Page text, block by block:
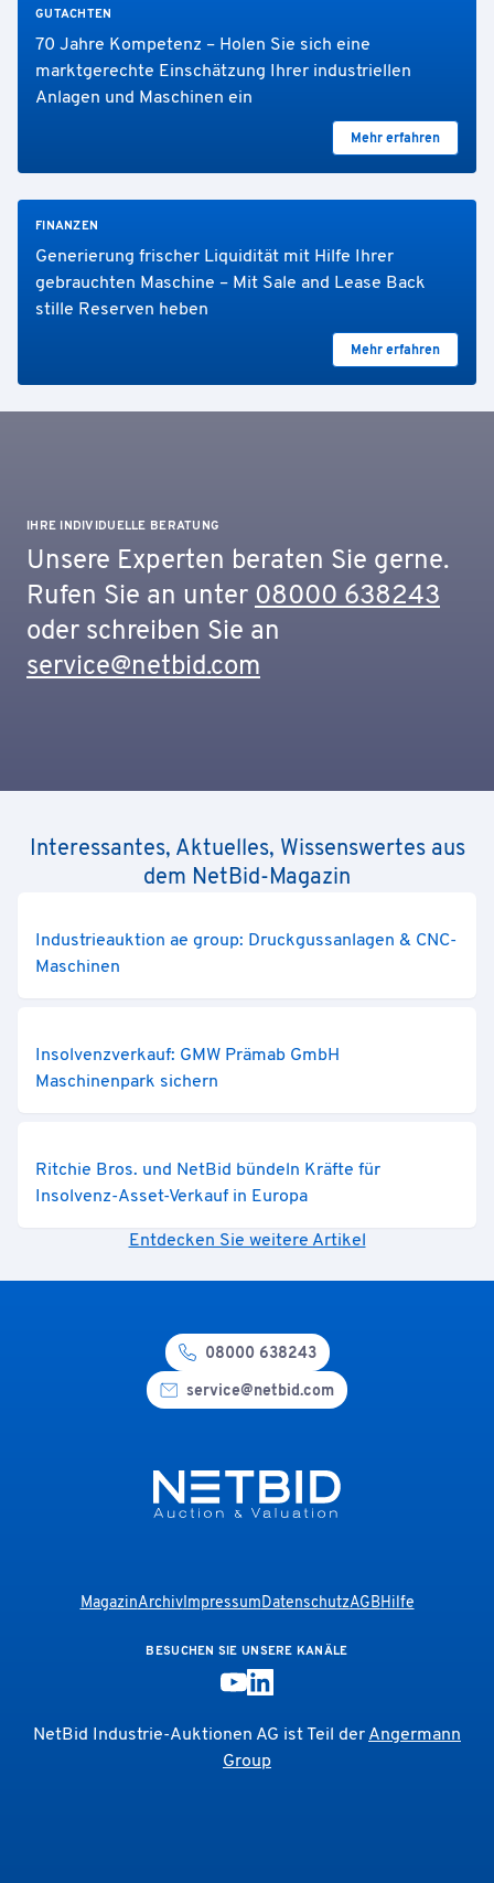
GUTACHTEN
70 Jahre Kompetenz – Holen Sie sich eine
marktgerechte Einschätzung Ihrer industriellen
Anlagen und Maschinen ein
Mehr erfahren
FINANZEN
Generierung frischer Liquidität mit Hilfe Ihrer
gebrauchten Maschine – Mit Sale and Lease Back
stille Reserven heben
Mehr erfahren
IHRE INDIVIDUELLE BERATUNG
Unsere Experten beraten Sie gerne.
Rufen Sie an unter 08000 638243
oder schreiben Sie an
service@netbid.com
Interessantes, Aktuelles, Wissenswertes aus
dem NetBid-Magazin
Industrieauktion ae group: Druckgussanlagen & CNC-
Maschinen
Insolvenzverkauf: GMW Prämab GmbH
Maschinenpark sichern
Ritchie Bros. und NetBid bündeln Kräfte für
Insolvenz-Asset-Verkauf in Europa
Entdecken Sie weitere Artikel
08000 638243
service@netbid.com
MagazinArchivImpressumDatenschutzAGBHilfe
BESUCHEN SIE UNSERE KANÄLE
NetBid Industrie-Auktionen AG ist Teil derAngermann
Group